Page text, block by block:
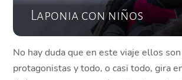
Laponia con niños
No hay duda que en este viaje ellos
protagonistas y todo, o casi todo, gira